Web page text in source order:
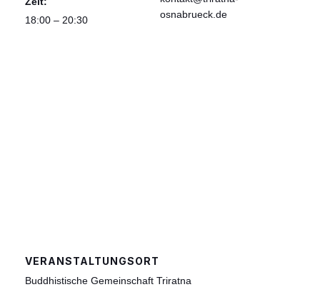
18:00 – 20:30
osnabrueck.de
VERANSTALTUNGSORT
Buddhistische Gemeinschaft Triratna